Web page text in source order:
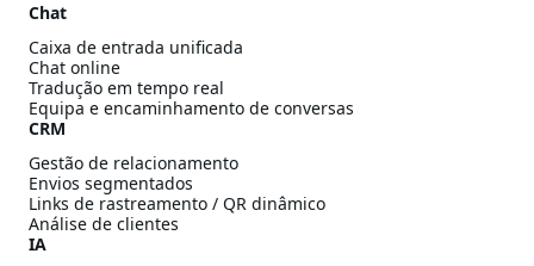
Chat
Caixa de entrada unificada
Chat online
Tradução em tempo real
Equipa e encaminhamento de conversas
CRM
Gestão de relacionamento
Envios segmentados
Links de rastreamento / QR dinâmico
Análise de clientes
IA